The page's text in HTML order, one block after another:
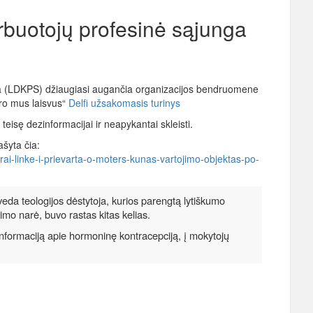
profesinė sąjunga
džiaugiasi augančia organizacijos bendruomene
mus laisvus“ Delfi užsakomasis turinys
dezinformacijai ir neapykantai skleisti.
čia:
linke-i-prievarta-o-moters-kunas-vartojimo-objektas-po-
teologijos dėstytoja, kurios parengtą lytiškumo
narė, buvo rastas kitas kelias.
apie hormoninę kontracepciją, į mokytojų